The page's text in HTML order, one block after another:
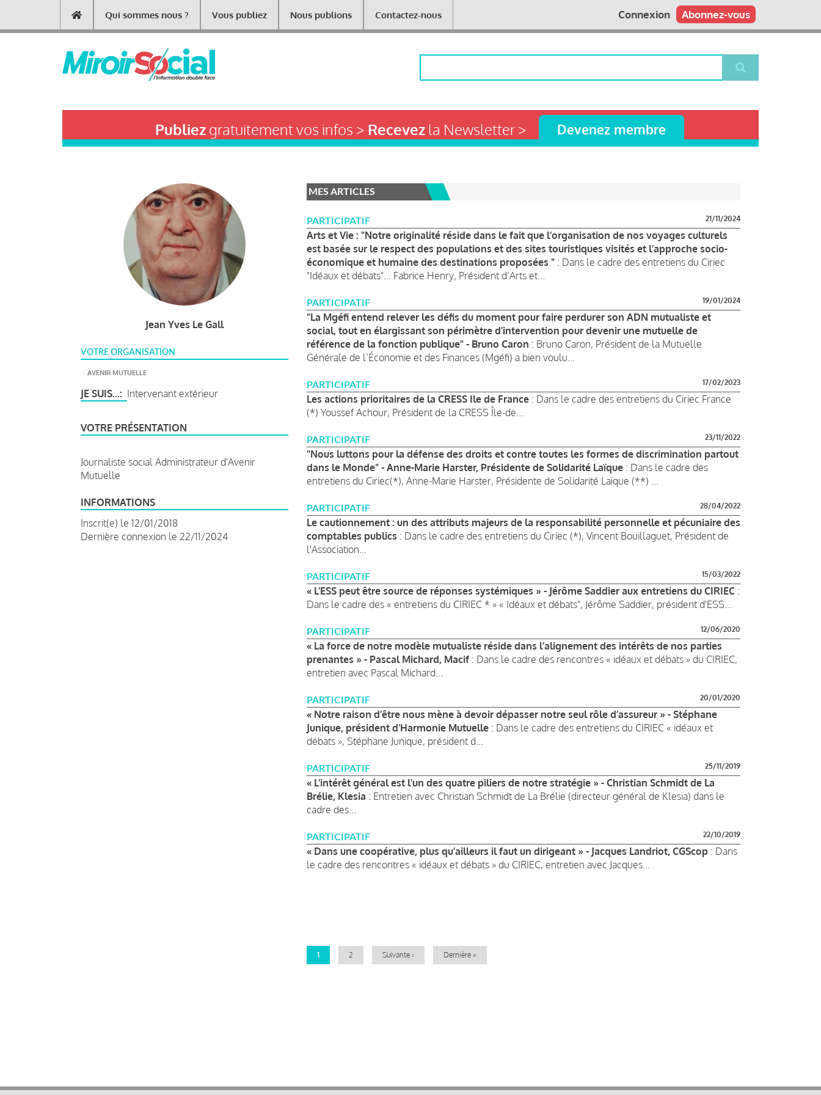
contenu
Main
navigation
Qui sommes nous ? Vous publiez Nous publions Contactez-nous Abonnez-vous
Connexion
Publiezgratuitement vos infos > Recevezla Newsletter > Devenez membre
Jean Yves Le Gall
VOTRE ORGANISATION
AVENIR MUTUELLE
JE SUIS... Intervenant extérieur
VOTRE PRÉSENTATION
Journaliste social Administrateur d'Avenir
Mutuelle
INFORMATIONS
Inscrit(e) le 12/01/2018
Dernière connexion le 22/11/2024
MES ARTICLES
PARTICIPATIF 21/11/2024
Arts et Vie : "Notre originalité réside dans le fait que l’organisation de nos voyages culturels
est basée sur le respect des populations et des sites touristiques visités et l’approche socio-
économique et humaine des destinations proposées " : Dans le cadre des entretiens du Ciriec
"Idéaux et débats"... Fabrice Henry, Président d’Arts et...
PARTICIPATIF 19/01/2024
"La Mgéfi entend relever les défis du moment pour faire perdurer son ADN mutualiste et
social, tout en élargissant son périmètre d’intervention pour devenir une mutuelle de
référence de la fonction publique" - Bruno Caron : Bruno Caron, Président de la Mutuelle
Générale de l’Économie et des Finances (Mgéfi) a bien voulu...
PARTICIPATIF 17/02/2023
Les actions prioritaires de la CRESS Ile de France : Dans le cadre des entretiens du Ciriec France
(*) Youssef Achour, Président de la CRESS Île-de...
PARTICIPATIF 23/11/2022
"Nous luttons pour la défense des droits et contre toutes les formes de discrimination partout
dans le Monde" - Anne-Marie Harster, Présidente de Solidarité Laïque : Dans le cadre des
entretiens du Ciriec(*), Anne-Marie Harster, Présidente de Solidarité Laïque (**) ...
PARTICIPATIF 28/04/2022
Le cautionnement : un des attributs majeurs de la responsabilité personnelle et pécuniaire des
comptables publics : Dans le cadre des entretiens du Ciriec (*), Vincent Bouillaguet, Président de
l'Association...
PARTICIPATIF 15/03/2022
« L’ESS peut être source de réponses systémiques » - Jérôme Saddier aux entretiens du CIRIEC :
Dans le cadre des « entretiens du CIRIEC * » « Idéaux et débats", Jérôme Saddier, président d'ESS...
PARTICIPATIF 12/06/2020
« La force de notre modèle mutualiste réside dans l’alignement des intérêts de nos parties
prenantes » - Pascal Michard, Macif : Dans le cadre des rencontres « idéaux et débats » du CIRIEC,
entretien avec Pascal Michard...
PARTICIPATIF 20/01/2020
« Notre raison d’être nous mène à devoir dépasser notre seul rôle d’assureur » - Stéphane
Junique, président d'Harmonie Mutuelle : Dans le cadre des entretiens du CIRIEC « idéaux et
débats », Stéphane Junique, président d...
PARTICIPATIF 25/11/2019
« L’intérêt général est l’un des quatre piliers de notre stratégie » - Christian Schmidt de La
Brélie, Klesia : Entretien avec Christian Schmidt de La Brélie (directeur général de Klesia) dans le
cadre des...
PARTICIPATIF 22/10/2019
« Dans une coopérative, plus qu’ailleurs il faut un dirigeant » - Jacques Landriot, CGScop : Dans
le cadre des rencontres « idéaux et débats » du CIRIEC, entretien avec Jacques...
Page
1 Page
2
Page
Suivante ›
Dernière
Dernière »